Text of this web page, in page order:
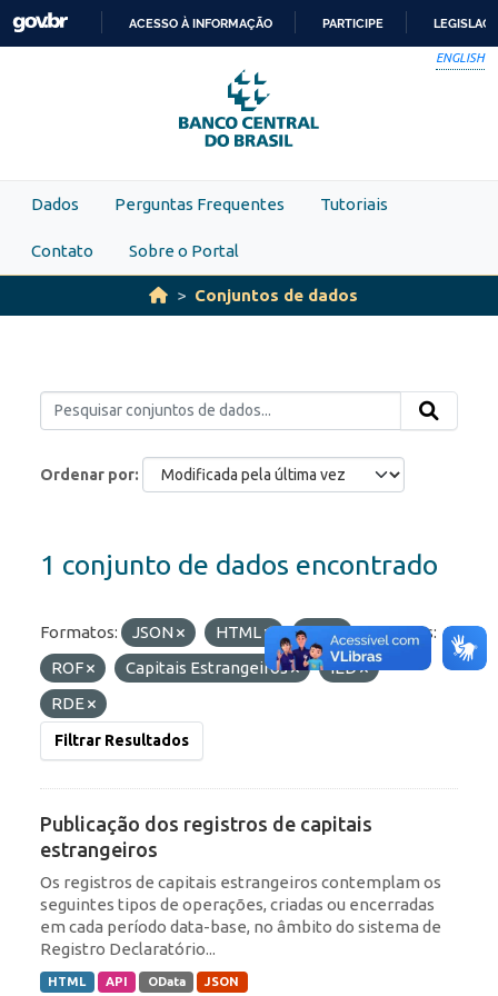
Skip to main content
PARA
O
CONTEÚDO
ACESSO À INFORMAÇÃO PARTICIPE
ENGLISH
Dados Perguntas Frequentes Tutoriais
Contato Sobre o Portal
Conjuntos de dados
Ordenar por
1 conjunto de dados encontrado
Formatos: JSON HTML API
Etiquetas:
ROF
Capitais Estrangeiros
IED
RDE
Filtrar Resultados
Publicação dos registros de capitais
estrangeiros
Os registros de capitais estrangeiros contemplam os
seguintes tipos de operações, criadas ou encerradas
em cada período data-base, no âmbito do sistema de
Registro Declaratório...
HTML API OData JSON